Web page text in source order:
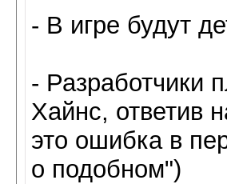
- В игре будут
- Разработчики
Хайнс, ответив
это ошибка в
о подобном")